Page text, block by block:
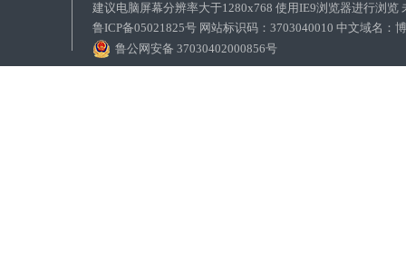
建议电脑屏幕分辨率大于1280x768 使用IE9浏览器进行浏览
鲁ICP备05021825号 网站标识码：3703040010 中文域名：
鲁公网安备 37030402000856号